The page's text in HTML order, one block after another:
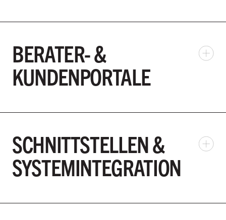
BERATER- &
KUNDENPORTALE
SCHNITTSTELLEN &
SYSTEMINTEGRATION